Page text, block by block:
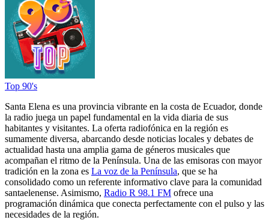
Top 90's
Santa Elena es una provincia vibrante en la costa de Ecuador, donde
la radio juega un papel fundamental en la vida diaria de sus
habitantes y visitantes. La oferta radiofónica en la región es
sumamente diversa, abarcando desde noticias locales y debates de
actualidad hasta una amplia gama de géneros musicales que
acompañan el ritmo de la Península. Una de las emisoras con mayor
tradición en la zona es La voz de la Península, que se ha
consolidado como un referente informativo clave para la comunidad
santaelenense. Asimismo, Radio R 98.1 FM ofrece una
programación dinámica que conecta perfectamente con el pulso y las
necesidades de la región.